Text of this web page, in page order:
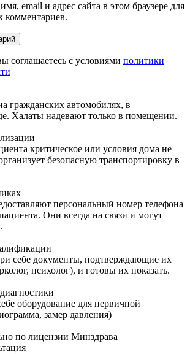
email и адрес сайта в этом браузере для
соглашаетесь с условиями политики
гражданских автомобилях, в
Халаты надевают только в помещении.
критическое или условия дома не
безопасную транспортировку в
персональный номер телефона
Они всегда на связи и могут
себе документы, подтверждающие их
психолог), и готовы их показать.
оборудование для первичной
замер давления)
по лицензии Минздрава